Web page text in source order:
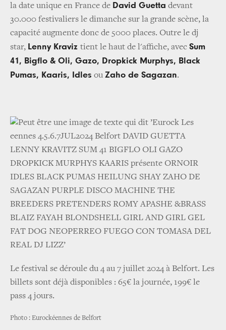
la date unique en France de David Guetta devant
30.000 festivaliers le dimanche sur la grande scène, la
capacité augmente donc de 5000 places. Outre le dj
star, Lenny Kraviz tient le haut de l'affiche, avec Sum
41, Bigflo & Oli, Gazo, Dropkick Murphys, Black
Pumas, Kaaris, Idles ou Zaho de Sagazan.
Le festival se déroule du 4 au 7 juillet 2024 à Belfort. Les
billets sont déjà disponibles : 65€ la journée, 199€ le
pass 4 jours.
Photo : Eurockéennes de Belfort